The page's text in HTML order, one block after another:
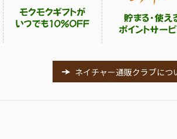
ネイチャー通販クラブにつ